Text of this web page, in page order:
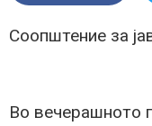
Соопштение за
Во вечерашното